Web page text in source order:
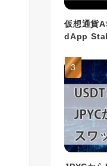
仮想通貨
dApp